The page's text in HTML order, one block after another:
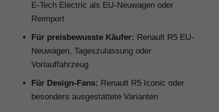
E-Tech Electric als EU-Neuwagen oder
Reimport
Für preisbewusste Käufer: Renault R5 EU-
Neuwagen, Tageszulassung oder
Vorlauffahrzeug
Für Design-Fans: Renault R5 Iconic oder
besonders ausgestattete Varianten